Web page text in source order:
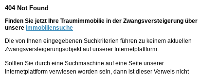
Frankfurt/Oder
am Main
Immobiliensuche
nach Kreis
nach Amtsgericht
404 Not Found
Finden Sie jetzt Ihre Traumimmobilie in der Zwangsversteigerung über
unsere Immobiliensuche
Die von Ihnen eingegebenen Suchkriterien führen zu keinem aktuellen
Zwangsversteigerungsobjekt auf unserer Internetplattform.
Sollten Sie durch eine Suchmaschine auf eine Seite unserer
Internetplattform verwiesen worden sein, dann ist dieser Verweis nicht